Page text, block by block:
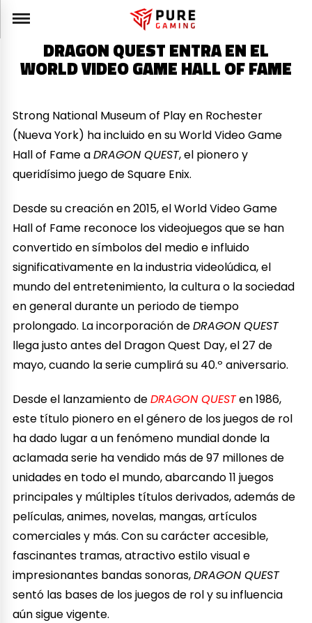
DRAGON QUEST ENTRA EN EL
WORLD VIDEO GAME HALL OF FAME
Strong National Museum of Play en Rochester
(Nueva York) ha incluido en su World Video Game
Hall of Fame aDRAGON QUEST, el pionero y
queridísimo juego de Square Enix.
Desde su creación en 2015, el World Video Game
Hall of Fame reconoce los videojuegos que se han
convertido en símbolos del medio e influido
significativamente en la industria videolúdica, el
mundo del entretenimiento, la cultura o la sociedad
en general durante un periodo de tiempo
prolongado. La incorporación deDRAGON QUEST
llega justo antes del Dragon Quest Day, el 27 de
mayo, cuando la serie cumplirá su 40.º aniversario.
Desde el lanzamiento deDRAGON QUESTen 1986,
este título pionero en el género de los juegos de rol
ha dado lugar a un fenómeno mundial donde la
aclamada serie ha vendido más de 97 millones de
unidades en todo el mundo, abarcando 11 juegos
principales y múltiples títulos derivados, además de
películas, animes, novelas, mangas, artículos
comerciales y más. Con su carácter accesible,
fascinantes tramas, atractivo estilo visual e
impresionantes bandas sonoras,DRAGON QUEST
sentó las bases de los juegos de rol y su influencia
aún sigue vigente.